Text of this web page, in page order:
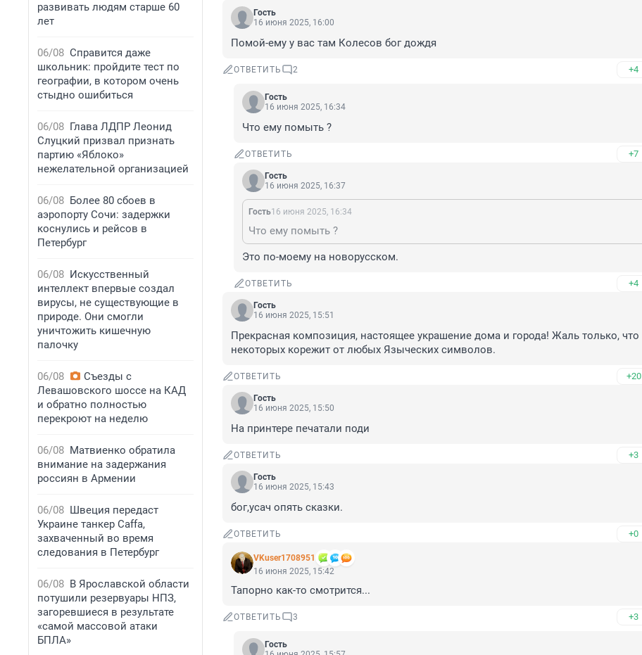
развивать людям старше 60
лет
06/08 Справится даже
школьник: пройдите тест по
географии, в котором очень
стыдно ошибиться
06/08 Глава ЛДПР Леонид
Слуцкий призвал признать
партию «Яблоко»
нежелательной организацией
06/08 Более 80 сбоев в
аэропорту Сочи: задержки
коснулись и рейсов в
Петербург
06/08 Искусственный
интеллект впервые создал
вирусы, не существующие в
природе. Они смогли
уничтожить кишечную
палочку
06/08
Съезды с
Левашовского шоссе на КАД
и обратно полностью
перекроют на неделю
06/08 Матвиенко обратила
внимание на задержания
россиян в Армении
06/08 Швеция передаст
Украине танкер Caffa,
захваченный во время
следования в Петербург
06/08 В Ярославской области
потушили резервуары НПЗ,
загоревшиеся в результате
«самой массовой атаки
БПЛА»
Гость
16 июня 2025, 16:00
Помой-ему у вас там Колесов бог дождя
ОТВЕТИТЬ 2 +4
Гость
16 июня 2025, 16:34
Что ему помыть ?
ОТВЕТИТЬ +7
Гость
16 июня 2025, 16:37
Гость16 июня 2025, 16:34
Что ему помыть ?
Это по-моему на новорусском.
ОТВЕТИТЬ +4
Гость
16 июня 2025, 15:51
Прекрасная композиция, настоящее украшение дома и города! Жаль только, что
некоторых корежит от любых Языческих символов.
ОТВЕТИТЬ +20
Гость
16 июня 2025, 15:50
На принтере печатали поди
ОТВЕТИТЬ +3
Гость
16 июня 2025, 15:43
бог,усач опять сказки.
ОТВЕТИТЬ +0
VKuser1708951
16 июня 2025, 15:42
Тапорно как-то смотрится...
ОТВЕТИТЬ 3 +3
Гость